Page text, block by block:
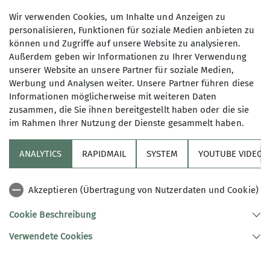
Festschrift 125 Jahre Deutscher Alpenverein
Sektion Karlsruhe.
Über Uns
Service
Sektion Karlsruhe des Deutschen Alpenvereins (DAV) e.V.
Wir verwenden Cookies, um Inhalte und Anzeigen zu
personalisieren, Funktionen für soziale Medien anbieten zu
können und Zugriffe auf unsere Website zu analysieren.
Außerdem geben wir Informationen zu Ihrer Verwendung
unserer Website an unsere Partner für soziale Medien,
Werbung und Analysen weiter. Unsere Partner führen diese
Informationen möglicherweise mit weiteren Daten
zusammen, die Sie ihnen bereitgestellt haben oder die sie
im Rahmen Ihrer Nutzung der Dienste gesammelt haben.
ANALYTICS RAPIDMAIL SYSTEM YOUTUBE VIDEOS
Akzeptieren (Übertragung von Nutzerdaten und Cookie)
Cookie Beschreibung
Verwendete Cookies